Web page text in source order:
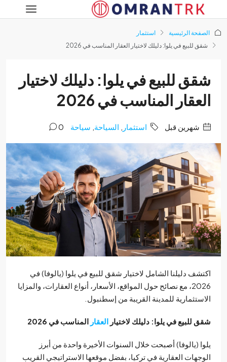
الرئيسية
استثمار
للبيع في يلوا: دليلك لاختيار العقار المناسب في 2026
للبيع في يلوا: دليلك لاختيار
المناسب في 2026
‏شهرين قبل استثمار ,السياحة ,سياحة 0
دليلنا الشامل لاختيار شقق للبيع في يلوا (يالوفا) في
2026، مع نصائح حول المواقع، الأسعار، أنواع العقارات، والمزايا
للمدينة القريبة من إسطنبول.
للبيع في يلوا: دليلك لاختيارالعقارالمناسب في 2026
(يالوفا) أصبحت خلال السنوات الأخيرة واحدة من أبرز
العقارية في تركيا، بفضل موقعها الاستراتيجي القريب